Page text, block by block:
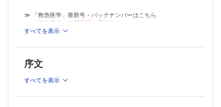
頸椎変性疾患
松戸市立総合医療センター整形外科・脊椎脊髄センター／宮下 智大
Ⅲ．外因性頸部救急の対応
総合病院土浦協同病院外傷・Acute Care Surgeryセンター／阿久津 智
洋
喉頭外傷
穿通性頸部損傷
≫ 「救急医学」最新号・バックナンバーはこちら
「救急医学」年間購読、受付中！
「購入済ライセンス一覧」よりオンライン環境でPDF版をご覧い
すべてを表示
序文
すべてを表示